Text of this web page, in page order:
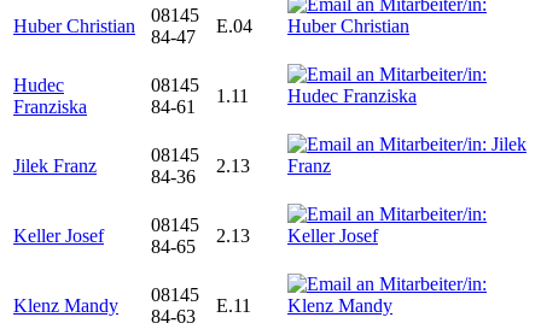
Huber Christian
08145
84-47
E.04
Hudec
Franziska
08145
84-61
1.11
Jilek Franz
08145
84-36
2.13
Keller Josef
08145
84-65
2.13
Klenz Mandy
08145
84-63
E.11